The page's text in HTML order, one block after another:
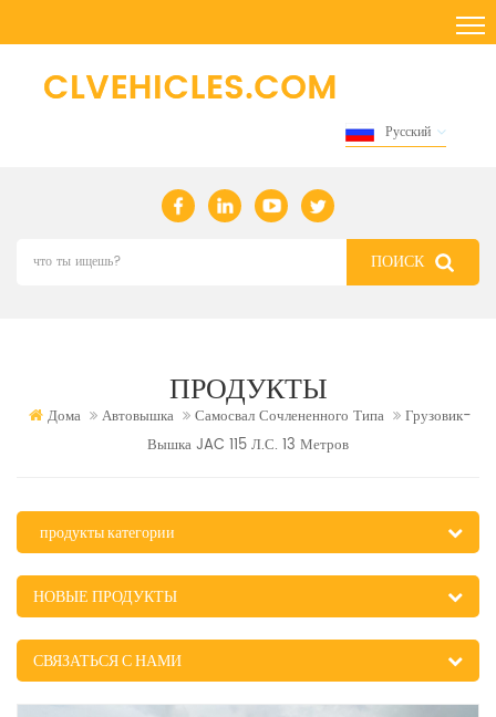
Русский
ПРОДУКТЫ
Дома Автовышка Самосвал Сочлененного Типа
Грузовик-
Вышка JAC 115 Л.с. 13 Метров
продукты категории
НОВЫЕ ПРОДУКТЫ
СВЯЗАТЬСЯ С НАМИ